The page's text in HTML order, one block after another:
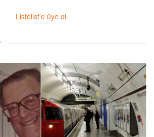
Listelist'e üye ol